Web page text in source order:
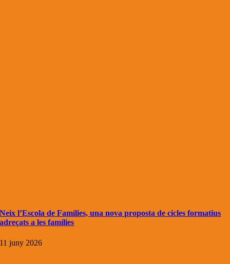
Neix l’Escola de Famílies, una nova proposta de cicles formatius
adreçats a les famílies
11 juny 2026